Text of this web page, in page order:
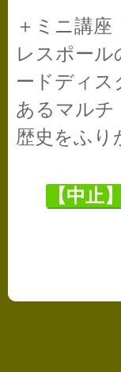
＋ミニ講
レスポール
ードディス
あるマルチ
歴史をふり
【中止